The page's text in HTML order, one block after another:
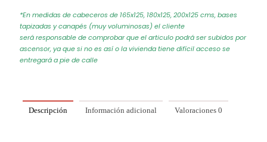
*En medidas de cabeceros de 165x125, 180x125, 200x125 cms, bases
tapizadas y canapés (muy voluminosas) el cliente
será responsable de comprobar que el articulo podrá ser subidos por
ascensor, ya que si no es así o la vivienda tiene difícil acceso se
entregará a pie de calle
Descripción Información adicional Valoraciones 0